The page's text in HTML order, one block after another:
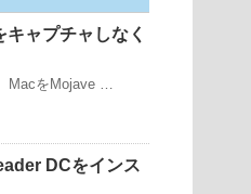
ャプチャしなく
MacをMojave …
DCをインス